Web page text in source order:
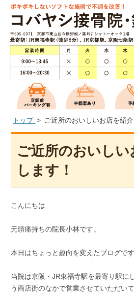
トップ ご近所のおいしいお店を紹介
ご近所のおいし
します！
こんにちは
元頭痛持ちの院長小林です。
本日はちょっと趣向を変えたブログです
当院は京阪・JR東福寺駅を最寄り駅に
う商店街のなかで営業させていただいて